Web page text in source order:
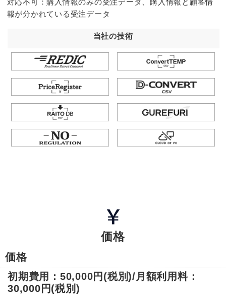
対応不可：購入情報のみの受注データ、購入情報と顧客情
報が分かれている受注データ
当社の技術
価格
価格
初期費用：50,000円(税別)/ 月額利用料：
30,000円(税別)